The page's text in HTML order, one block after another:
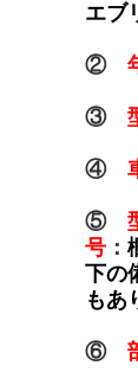
エブ
②
③
④
⑤
号 ：
下の
もあ
⑥